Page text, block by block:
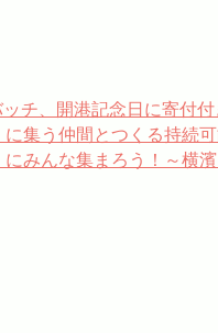
チ、開港記念日に寄付
に集う仲間とつくる持続
にみんな集まろう！～横